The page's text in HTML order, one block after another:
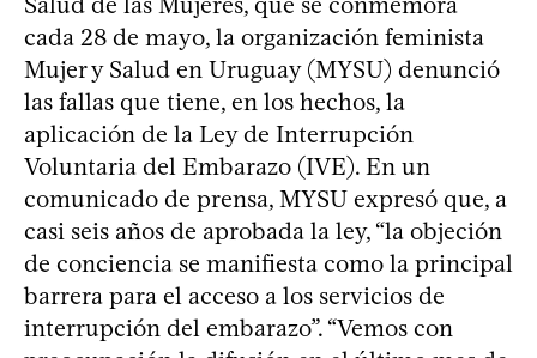
cada 28 de mayo, la organización feminista
Mujer y Salud en Uruguay (MYSU) denunció
las fallas que tiene, en los hechos, la
aplicación de la Ley de Interrupción
Voluntaria del Embarazo (IVE). En un
comunicado de prensa, MYSU expresó que, a
casi seis años de aprobada la ley, “la objeción
de conciencia se manifiesta como la principal
barrera para el acceso a los servicios de
interrupción del embarazo”. “Vemos con